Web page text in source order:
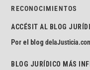
RECONOCIMIENTOS
ACCÉSIT AL BLOG
Por el blog
BLOG JURÍDICO MÁS